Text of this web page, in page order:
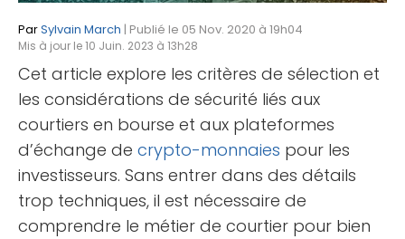
ParSylvain March | Publié le 05 Nov. 2020 à 19h04
Mis à jour le 10 Juin. 2023 à 13h28
Cet article explore les critères de sélection et
les considérations de sécurité liés aux
courtiers en bourse et aux plateformes
d’échange de crypto-monnaies pour les
investisseurs. Sans entrer dans des détails
trop techniques, il est nécessaire de
comprendre le métier de courtier pour bien